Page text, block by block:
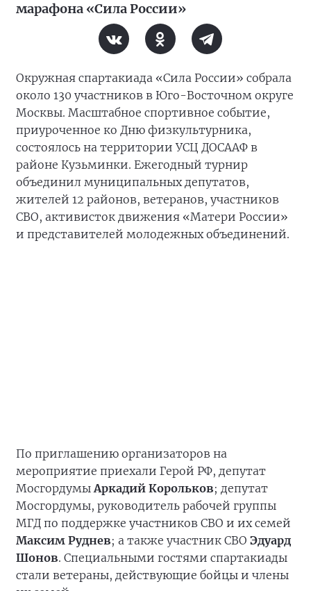
марафона «Сила России»
Окружная спартакиада «Сила России» собрала
около 130 участников в Юго-Восточном округе
Москвы. Масштабное спортивное событие,
приуроченное ко Дню физкультурника,
состоялось на территории УСЦ ДОСААФ в
районе Кузьминки. Ежегодный турнир
объединил муниципальных депутатов,
жителей 12 районов, ветеранов, участников
СВО, активисток движения «Матери России»
и представителей молодежных объединений.
По приглашению организаторов на
мероприятие приехали Герой РФ, депутат
МосгордумыАркадий Корольков; депутат
Мосгордумы, руководитель рабочей группы
МГД по поддержке участников СВО и их семей
Максим Руднев; а также участник СВО Эдуард
Шонов. Специальными гостями спартакиады
стали ветераны, действующие бойцы и члены